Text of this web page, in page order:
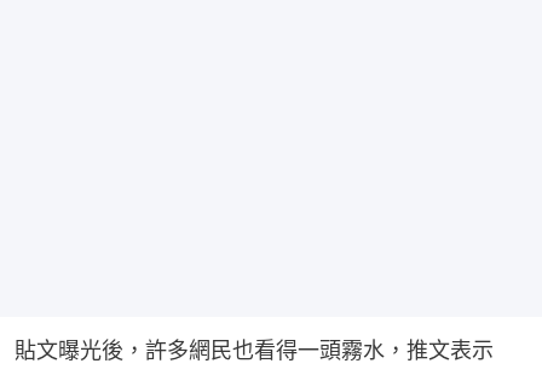
貼文曝光後，許多網民也看得一頭霧水，推文表示